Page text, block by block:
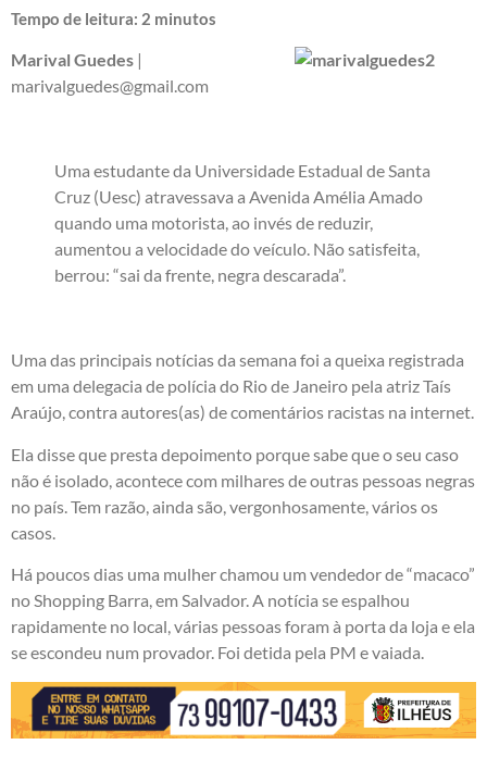
Tempo de leitura: 2 minutos
Marival Guedes |
marivalguedes@gmail.com
Uma estudante da Universidade Estadual de Santa
Cruz (Uesc) atravessava a Avenida Amélia Amado
quando uma motorista, ao invés de reduzir,
aumentou a velocidade do veículo. Não satisfeita,
berrou: “sai da frente, negra descarada”.
Uma das principais notícias da semana foi a queixa registrada
em uma delegacia de polícia do Rio de Janeiro pela atriz Taís
Araújo, contra autores(as) de comentários racistas na internet.
Ela disse que presta depoimento porque sabe que o seu caso
não é isolado, acontece com milhares de outras pessoas negras
no país. Tem razão, ainda são, vergonhosamente, vários os
casos.
Há poucos dias uma mulher chamou um vendedor de “macaco”
no Shopping Barra, em Salvador. A notícia se espalhou
rapidamente no local, várias pessoas foram à porta da loja e ela
se escondeu num provador. Foi detida pela PM e vaiada.